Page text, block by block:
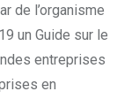
de l’organisme
un Guide sur le
entreprises
en